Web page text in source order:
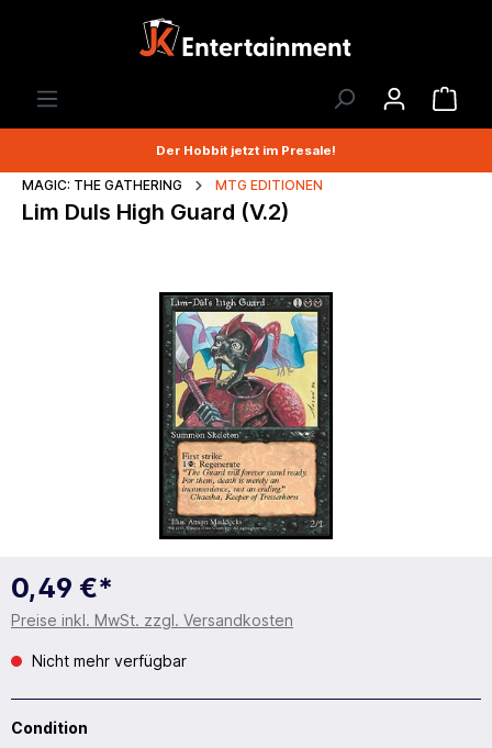
Der Hobbit jetzt im Presale!
MAGIC: THE GATHERING MTG EDITIONEN
Lim Duls High Guard (V.2)
0,49 €*
Preise inkl. MwSt. zzgl. Versandkosten
Nicht mehr verfügbar
Condition